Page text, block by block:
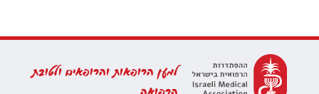
למען הרופאות והרופאים ולטובת